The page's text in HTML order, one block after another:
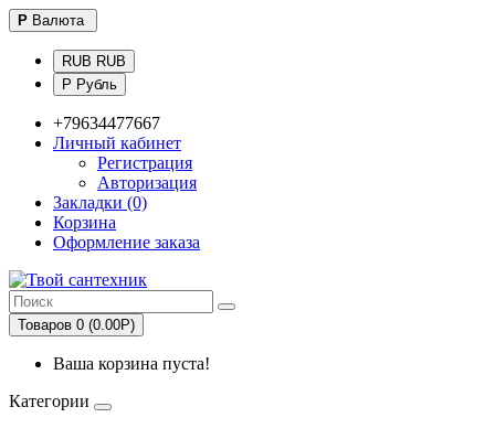
Р Валюта
RUB RUB
Р Рубль
+79634477667
Личный кабинет
Регистрация
Авторизация
Закладки (0)
Корзина
Оформление заказа
Товаров 0 (0.00Р)
Ваша корзина пуста!
Категории